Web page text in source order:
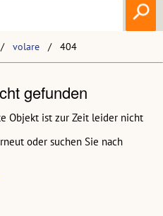
volare 404
gefunden
Objekt ist zur Zeit leider nicht
oder suchen Sie nach